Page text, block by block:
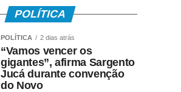
POLÍTICA
POLÍTICA 2 dias atrás
“Vamos vencer os
gigantes”, afirma Sargento
Jucá durante convenção
do Novo